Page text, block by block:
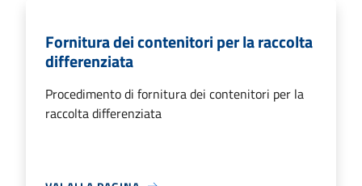
Fornitura dei contenitori per la raccolta
differenziata
Procedimento di fornitura dei contenitori per la
raccolta differenziata